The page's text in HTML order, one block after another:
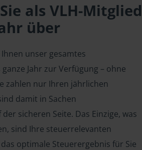
als VLH-Mitglied
über
unser gesamtes
Jahr zur Verfügung – ohne
zahlen nur Ihren jährlichen
damit in Sachen
sicheren Seite. Das Einzige, was
sind Ihre steuerrelevanten
optimale Steuerergebnis für Sie